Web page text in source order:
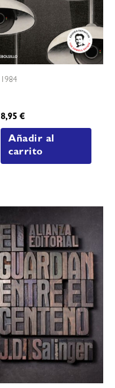
1984
8,95€
Añadir al
carrito